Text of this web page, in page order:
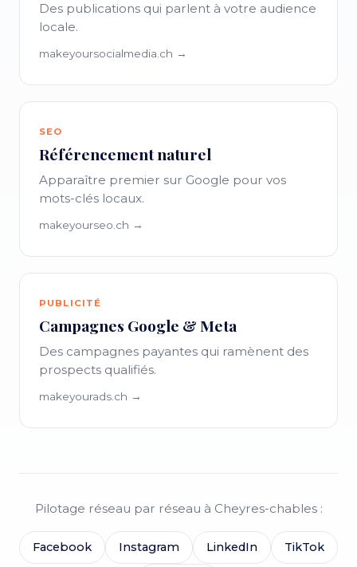
Des publications qui parlent à votre audience
locale.
makeyoursocialmedia.ch →
SEO
Référencement naturel
Apparaître premier sur Google pour vos
mots-clés locaux.
makeyourseo.ch →
PUBLICITÉ
Campagnes Google & Meta
Des campagnes payantes qui ramènent des
prospects qualifiés.
makeyourads.ch →
Pilotage réseau par réseau à Cheyres-chables :
Facebook Instagram LinkedIn TikTok